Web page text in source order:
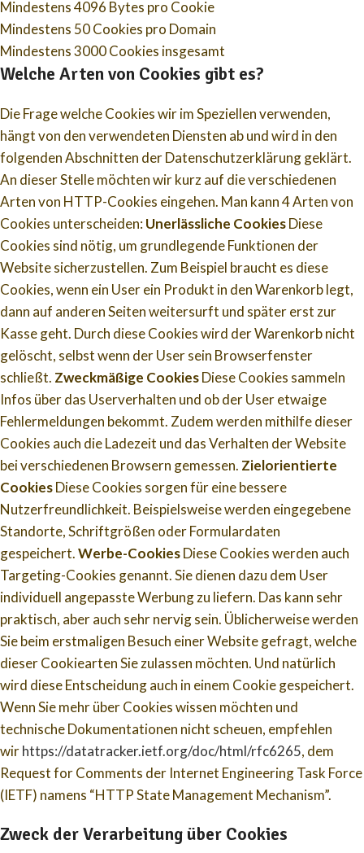
Mindestens 4096 Bytes pro Cookie
Mindestens 50 Cookies pro Domain
Mindestens 3000 Cookies insgesamt
Welche Arten von Cookies gibt es?
Die Frage welche Cookies wir im Speziellen verwenden,
hängt von den verwendeten Diensten ab und wird in den
folgenden Abschnitten der Datenschutzerklärung geklärt.
An dieser Stelle möchten wir kurz auf die verschiedenen
Arten von HTTP-Cookies eingehen. Man kann 4 Arten von
Cookies unterscheiden:Unerlässliche CookiesDiese
Cookies sind nötig, um grundlegende Funktionen der
Website sicherzustellen. Zum Beispiel braucht es diese
Cookies, wenn ein User ein Produkt in den Warenkorb legt,
dann auf anderen Seiten weitersurft und später erst zur
Kasse geht. Durch diese Cookies wird der Warenkorb nicht
gelöscht, selbst wenn der User sein Browserfenster
schließt. Zweckmäßige CookiesDiese Cookies sammeln
Infos über das Userverhalten und ob der User etwaige
Fehlermeldungen bekommt. Zudem werden mithilfe dieser
Cookies auch die Ladezeit und das Verhalten der Website
bei verschiedenen Browsern gemessen. Zielorientierte
CookiesDiese Cookies sorgen für eine bessere
Nutzerfreundlichkeit. Beispielsweise werden eingegebene
Standorte, Schriftgrößen oder Formulardaten
gespeichert.Werbe-CookiesDiese Cookies werden auch
Targeting-Cookies genannt. Sie dienen dazu dem User
individuell angepasste Werbung zu liefern. Das kann sehr
praktisch, aber auch sehr nervig sein. Üblicherweise werden
Sie beim erstmaligen Besuch einer Website gefragt, welche
dieser Cookiearten Sie zulassen möchten. Und natürlich
wird diese Entscheidung auch in einem Cookie gespeichert.
Wenn Sie mehr über Cookies wissen möchten und
technische Dokumentationen nicht scheuen, empfehlen
wirhttps://datatracker.ietf.org/doc/html/rfc6265, dem
Request for Comments der Internet Engineering Task Force
(IETF) namens “HTTP State Management Mechanism”.
Zweck der Verarbeitung über Cookies